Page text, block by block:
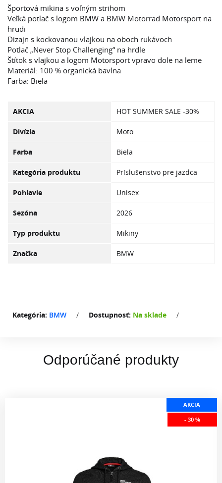
Športová mikina s voľným strihom
Veľká potlač s logom BMW a BMW Motorrad Motorsport na
hrudi
Dizajn s kockovanou vlajkou na oboch rukávoch
Potlač „Never Stop Challenging“ na hrdle
Štítok s vlajkou a logom Motorsport vpravo dole na leme
Materiál: 100 % organická bavlna
Farba: Biela
AKCIA HOT SUMMER SALE -30%
Divízia Moto
Farba Biela
Kategória produktu Príslušenstvo pre jazdca
Pohlavie Unisex
Sezóna 2026
Typ produktu Mikiny
Značka BMW
Kategória: BMW / Dostupnosť: Na sklade /
Odporúčané produkty
AKCIA
- 30 %